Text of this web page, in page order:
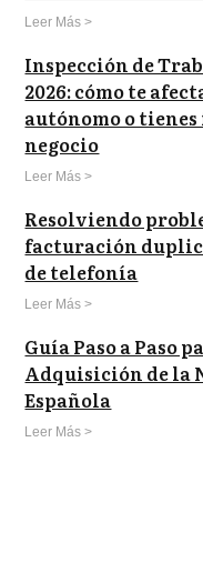
Leer Más >
Inspección de
2026: cómo te
autónomo o
negocio
Leer Más >
Resolviendo
facturación
de telefonía
Leer Más >
Guía Paso a Paso
Adquisición de la
Española
Leer Más >